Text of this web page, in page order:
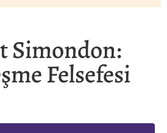
Simondon:
Felsefesi